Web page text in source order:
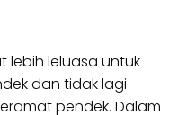
lebih leluasa untuk
dan tidak lagi
pendek. Dalam